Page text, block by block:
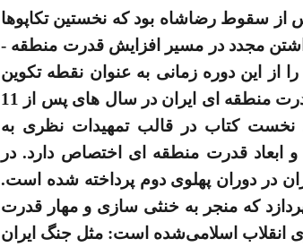
پس از سقوط رضاشاه بود که نخستین تکاپوها
پس از بیش از دویست سال، به گام برداشتن مجدد در مسیر افزایش قدرت منطقه ­
از این دوره زمانی به عنوان نقطه تکوین
آغاز می­ کند و در مسیر خود به احیای قدرت منطقه ­ای ایران در سال­ های پس از 11
فصل نخست کتاب در قالب تمهیدات نظری به
ابعاد قدرت منطقه ­ای اختصاص دارد. در
در دوران پهلوی دوم پرداخته شده­ است.
که منجر به خنثی ­سازی و مهار قدرت
انقلاب اسلامی‌شده ­است: مثل جنگ ایران